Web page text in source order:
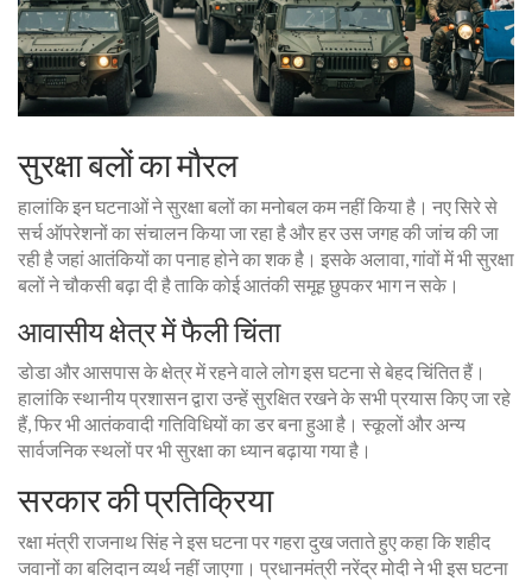
सुरक्षा बलों का मौरल
हालांकि इन घटनाओं ने सुरक्षा बलों का मनोबल कम नहीं किया है। नए सिरे से
सर्च ऑपरेशनों का संचालन किया जा रहा है और हर उस जगह की जांच की जा
रही है जहां आतंकियों का पनाह होने का शक है। इसके अलावा, गांवों में भी सुरक्षा
बलों ने चौकसी बढ़ा दी है ताकि कोई आतंकी समूह छुपकर भाग न सके।
आवासीय क्षेत्र में फैली चिंता
डोडा और आसपास के क्षेत्र में रहने वाले लोग इस घटना से बेहद चिंतित हैं।
हालांकि स्थानीय प्रशासन द्वारा उन्हें सुरक्षित रखने के सभी प्रयास किए जा रहे
हैं, फिर भी आतंकवादी गतिविधियों का डर बना हुआ है। स्कूलों और अन्य
सार्वजनिक स्थलों पर भी सुरक्षा का ध्यान बढ़ाया गया है।
सरकार की प्रतिक्रिया
रक्षा मंत्री राजनाथ सिंह ने इस घटना पर गहरा दुख जताते हुए कहा कि शहीद
जवानों का बलिदान व्यर्थ नहीं जाएगा। प्रधानमंत्री नरेंद्र मोदी ने भी इस घटना